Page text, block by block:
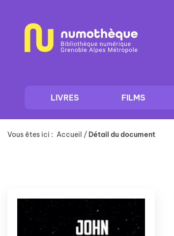
contenu
LIVRES FILMS
Vous êtes ici : Accueil / Détail du document